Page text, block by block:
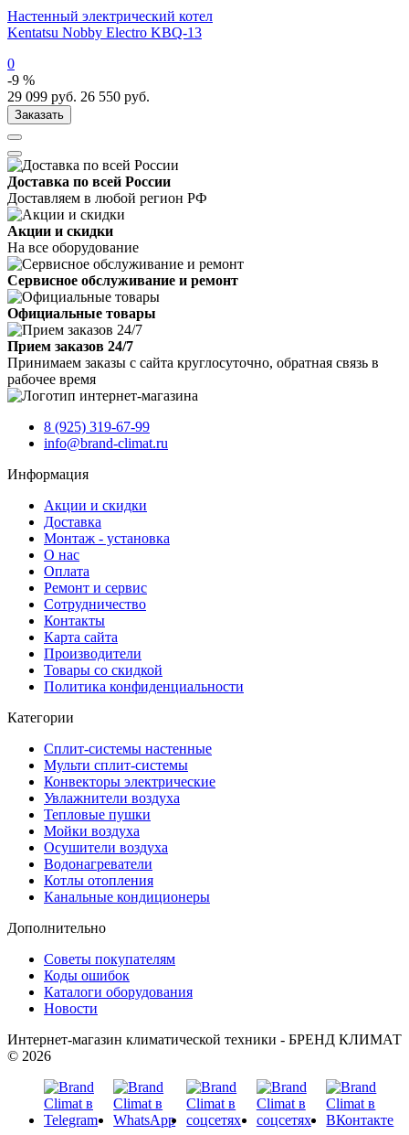
Настенный электрический котел
Kentatsu Nobby Electro KBQ-13
0
-9 %
29 099 руб. 26 550 руб.
Заказать
Доставка по всей России
Доставляем в любой регион РФ
Акции и скидки
На все оборудование
Сервисное обслуживание и ремонт
Официальные товары
Прием заказов 24/7
Принимаем заказы с сайта круглосуточно, обратная связь в
рабочее время
8 (925) 319-67-99
info@brand-climat.ru
Информация
Акции и скидки
Доставка
Монтаж - установка
О нас
Оплата
Ремонт и сервис
Сотрудничество
Контакты
Карта сайта
Производители
Товары со скидкой
Политика конфиденциальности
Категории
Сплит-системы настенные
Мульти сплит-системы
Конвекторы электрические
Увлажнители воздуха
Тепловые пушки
Мойки воздуха
Осушители воздуха
Водонагреватели
Котлы отопления
Канальные кондиционеры
Дополнительно
Советы покупателям
Коды ошибок
Каталоги оборудования
Новости
Интернет-магазин климатической техники - БРЕНД КЛИМАТ
© 2026